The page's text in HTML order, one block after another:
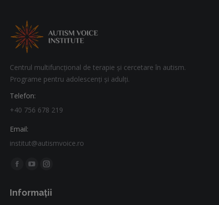
Centrul multifuncțional de terapie și cercetare în autism.
Programe pentru adolescenți și adulți.
Telefon:
+40 756 678 219
Email:
institut@autismvoice.ro
Find us on:
Facebook
opens
YouTube
opens
Instagram
opens
Informații